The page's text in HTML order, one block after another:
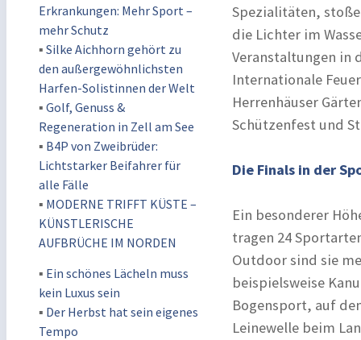
Erkrankungen: Mehr Sport –
mehr Schutz
▪ Silke Aichhorn gehört zu
den außergewöhnlichsten
Harfen-Solistinnen der Welt
▪ Golf, Genuss &
Regeneration in Zell am See
▪ B4P von Zweibrüder:
Lichtstarker Beifahrer für
alle Fälle
▪ MODERNE TRIFFT KÜSTE –
KÜNSTLERISCHE
AUFBRÜCHE IM NORDEN
▪ Ein schönes Lächeln muss
kein Luxus sein
▪ Der Herbst hat sein eigenes
Tempo
Spezialitäten,
die Lichter im
Veranstaltungen in
Internationale
Herrenhäuser
Schützenfest und
Die Finals in der
Ein besonderer
tragen 24
Outdoor sind sie
beispielsweise
Bogensport, auf
Leinewelle beim